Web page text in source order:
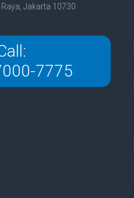
Jakarta 10730
7775